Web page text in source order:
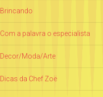
Brincando
Com a palavra o especialista
Decor/Moda/Arte
Dicas da Chef Zoë